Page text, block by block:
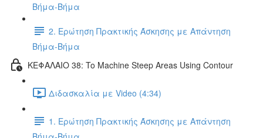
Βήμα-Βήμα
2. Ερώτηση Πρακτικής Άσκησης με Απάντηση
Βήμα-Βήμα
ΚΕΦΑΛΑΙΟ 38: To Machine Steep Areas Using Contour
Διδασκαλία με Video (4:34)
1. Ερώτηση Πρακτικής Άσκησης με Απάντηση